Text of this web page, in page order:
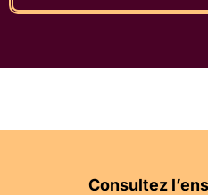
Consultez